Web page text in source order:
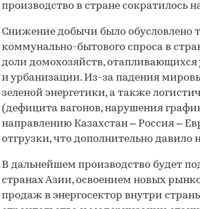
производство в стране сократилось
Снижение добычи было обусловлено
коммунально-бытового спроса в
доли домохозяйств,
и урбанизации. Из-за падения
зеленой энергетики, а также
(дефицита вагонов, нарушения
направлению Казахстан – Россия –
отгрузки, что дополнительно давило
В дальнейшем производство будет
странах Азии, освоением новых
продаж в энергосектор внутри